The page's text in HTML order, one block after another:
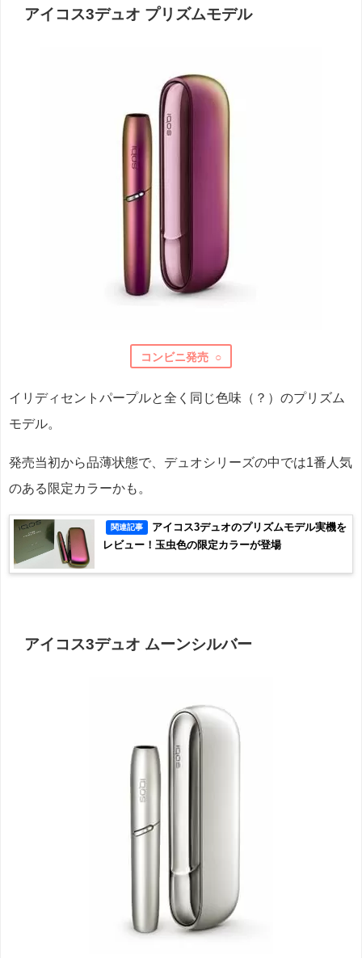
アイコス3デュオ プリズムモデル
コンビニ発売 ○
イリディセントパープルと全く同じ色味（？）のプリズム
モデル。
発売当初から品薄状態で、デュオシリーズの中では1番人気
のある限定カラーかも。
関連記事
アイコス3デュオのプリズムモデル実機を
レビュー！玉虫色の限定カラーが登場
アイコス3デュオ ムーンシルバー